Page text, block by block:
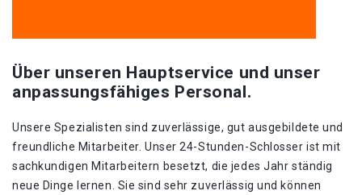
Über unseren Hauptservice und unser
anpassungsfähiges Personal.
Unsere Spezialisten sind zuverlässige, gut ausgebildete und
freundliche Mitarbeiter. Unser 24-Stunden-Schlosser ist mit
sachkundigen Mitarbeitern besetzt, die jedes Jahr ständig
neue Dinge lernen. Sie sind sehr zuverlässig und können